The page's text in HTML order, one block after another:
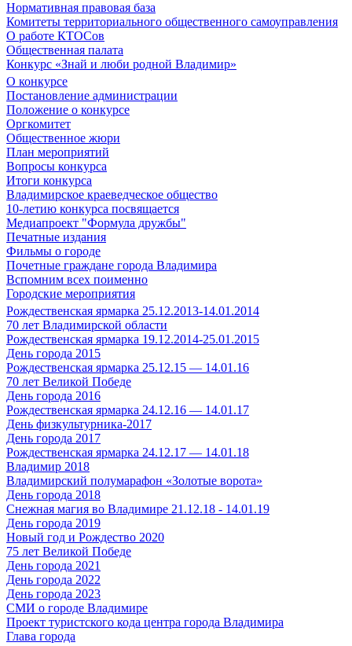
Нормативная правовая база
Комитеты территориального общественного самоуправления
О работе КТОСов
Общественная палата
Конкурс «Знай и люби родной Владимир»
О конкурсе
Постановление администрации
Положение о конкурсе
Оргкомитет
Общественное жюри
План мероприятий
Вопросы конкурса
Итоги конкурса
Владимирское краеведческое общество
10-летию конкурса посвящается
Медиапроект "Формула дружбы"
Печатные издания
Фильмы о городе
Почетные граждане города Владимира
Вспомним всех поименно
Городские мероприятия
Рождественская ярмарка 25.12.2013-14.01.2014
70 лет Владимирской области
Рождественская ярмарка 19.12.2014-25.01.2015
День города 2015
Рождественская ярмарка 25.12.15 — 14.01.16
70 лет Великой Победе
День города 2016
Рождественская ярмарка 24.12.16 — 14.01.17
День физкультурника-2017
День города 2017
Рождественская ярмарка 24.12.17 — 14.01.18
Владимир 2018
Владимирский полумарафон «Золотые ворота»
День города 2018
Снежная магия во Владимире 21.12.18 - 14.01.19
День города 2019
Новый год и Рождество 2020
75 лет Великой Победе
День города 2021
День города 2022
День города 2023
СМИ о городе Владимире
Проект туристского кода центра города Владимира
Глава города